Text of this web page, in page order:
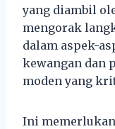
yang diambil
mengorak
dalam aspek-
kewangan dan
moden yang
Ini